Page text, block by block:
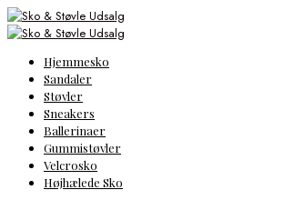
Hjemmesko
Sandaler
Støvler
Sneakers
Ballerinaer
Gummistøvler
Velcrosko
Højhælede Sko